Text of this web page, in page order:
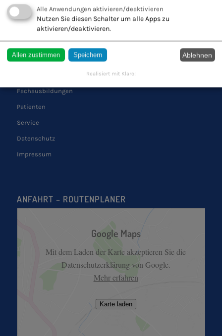
QUICK LINKS
Schule
Fachausbildungen
Patienten
Service
Datenschutz
Impressum
ANFAHRT – ROUTENPLANER
Google Maps
Mit dem Laden der Karte akzeptieren Sie die
Datenschutzerklärung von Google.
Mehr erfahren
Karte laden
Alle Anwendungen aktivieren/deaktivieren
Nutzen Sie diesen Schalter um alle Apps zu
aktivieren/deaktivieren.
Allen zustimmen Speichern Ablehnen
Realisiert mit Klaro!